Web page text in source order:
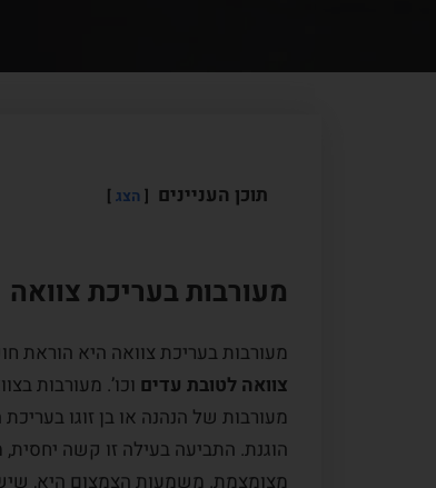
תוכן העניינים הצג
מעורבות בעריכת צוואה
מעורבות בעריכת צוואה היא הוראת
צוואה לטובת עדים וכו’. מעורבות
מעורבות של הנהנה או בן זוגו
הוגנת. התביעה בעילה זו קשה
מצומצמת. משמעות הצמצום היא,